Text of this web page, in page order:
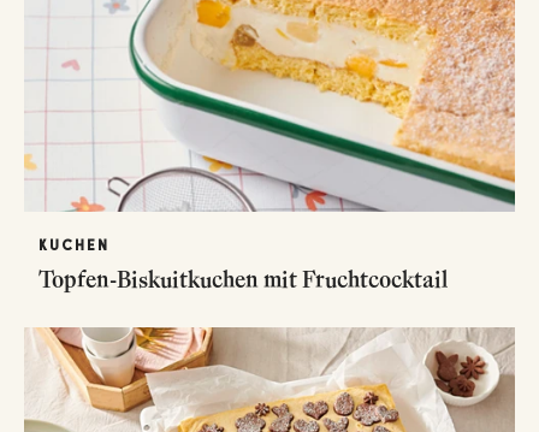
KUCHEN
Topfen-Biskuitkuchen mit Fruchtcocktail